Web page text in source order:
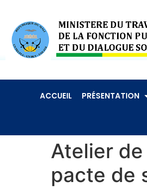
ACCUEIL PRÉSENTATION
Atelier
pacte de